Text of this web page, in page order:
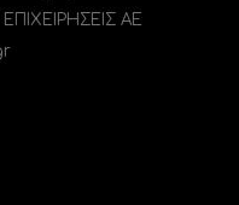
ΑΕ